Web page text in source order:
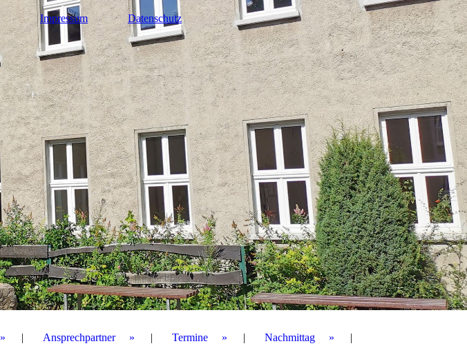
Impressum Datenschutz
Ansprechpartner Termine Nachmittag